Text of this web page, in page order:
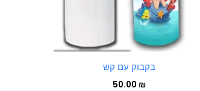
בקבוק עם קש
50.00 ₪